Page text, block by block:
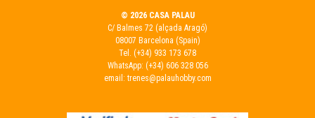
© 2026 CASA PALAU
C/ Balmes 72 (alçada Aragó)
08007 Barcelona (Spain)
Tel. (+34) 933 173 678
WhatsApp: (+34) 606 328 056
email: trenes@palauhobby.com